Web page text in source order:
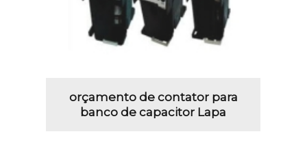
orçamento de contator para
banco de capacitor Lapa